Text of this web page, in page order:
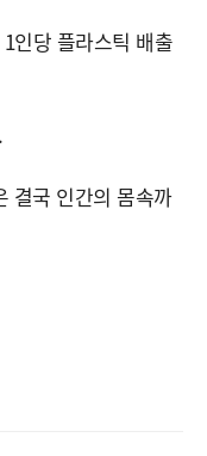
인당 플라스틱 배출
결국 인간의 몸속까